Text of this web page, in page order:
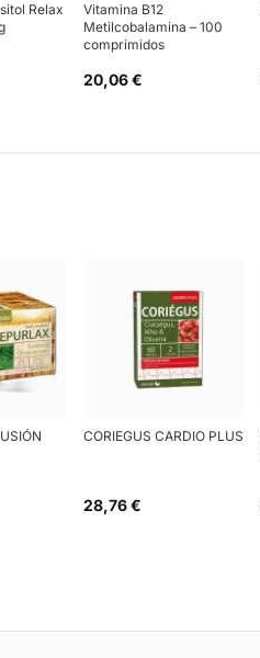
Relax
Vitamina B12
Metilcobalamina – 100
comprimidos
20,06 €
CORIEGUS CARDIO PLUS
28,76 €